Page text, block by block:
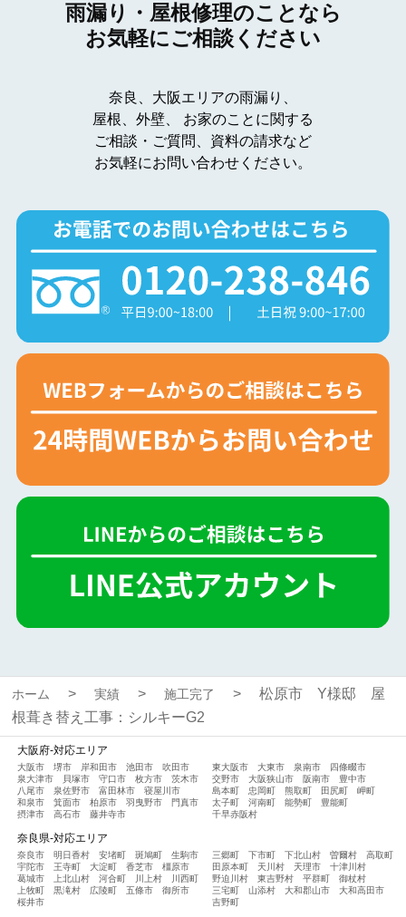
雨漏り・屋根修理のことなら
お気軽にご相談ください
奈良、大阪エリアの雨漏り、
屋根、外壁、
お家のことに関する
ご相談・ご質問、資料の請求など
お気軽にお問い合わせください。
ホーム 実績 施工完了
松原市 Y様邸 屋
根葺き替え工事：シルキーG2
大阪府-対応エリア
大阪市 堺市 岸和田市 池田市
吹田市
泉大津市
貝塚市 守口市 枚方市
茨木市
八尾市
泉佐野市 富田林市
寝屋川市
和泉市
箕面市 柏原市 羽曳野市
門真市
摂津市
高石市 藤井寺市
東大阪市 大東市 泉南市
四條畷市
交野市
大阪狭山市 阪南市
豊中市
島本町
忠岡町 熊取町 田尻町
岬町
太子町
河南町 能勢町
豊能町
千早赤阪村
奈良県-対応エリア
奈良市 明日香村 安堵町 斑鳩町
生駒市
宇陀市
王寺町 大淀町 香芝市
橿原市
葛城市
上北山村 河合町 川上村
川西町
上牧町
黒滝村 広陵町 五條市
御所市
桜井市
三郷町 下市町 下北山村 曽爾村
高取町
田原本町
天川村 天理市
十津川村
野迫川村
東吉野村 平群町
御杖村
三宅町
山添村 大和郡山市
大和高田市
吉野町